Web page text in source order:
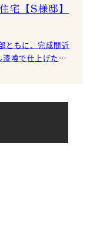
【S様邸】
ともに、完成間近